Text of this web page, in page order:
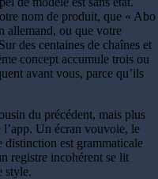
nom de produit, que « Abo
allemand, ou que votre
des centaines de chaînes et
concept accumule trois ou
avant vous, parce qu’ils
du précédent, mais plus
Un écran vouvoie, le
distinction est grammaticale
registre incohérent se lit
style.